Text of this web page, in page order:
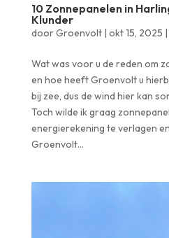
10 Zonnepanelen in
Klunder
doorGroenvolt| okt 15, 2025 |
Wat was voor u de reden om
en hoe heeft Groenvolt u
bij zee, dus de wind hier kan
Toch wilde ik graag
energierekening te verlagen
Groenvolt...